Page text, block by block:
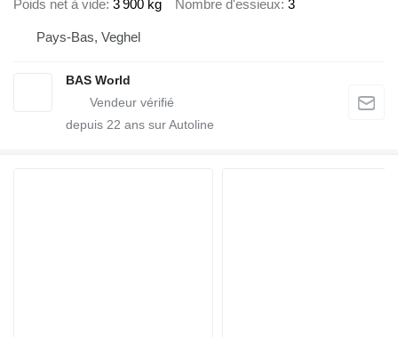
Poids net à vide 3 900 kg Nombre d'essieux 3
Pays-Bas, Veghel
BAS World
depuis 22 ans sur Autoline